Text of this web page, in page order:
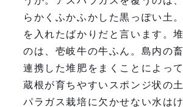
らかくふかふかした黒っぽい土
を入れたばかりだと言います。
のは、壱岐牛の牛ふん。島内の
連携した堆肥をまくことによっ
蔵根が育ちやすいスポンジ状の
パラガス栽培に欠かせない水は